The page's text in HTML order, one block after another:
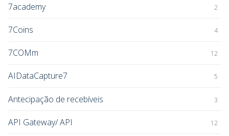
7academy 2
7Coins 4
7COMm 12
AIDataCapture7 5
Antecipação de recebíveis 3
API Gateway/ API 12